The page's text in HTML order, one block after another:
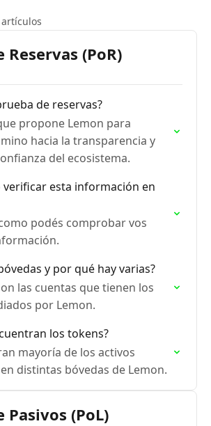
artículos
Reservas (PoR)
de reservas?
propone Lemon para
hacia la transparencia y
del ecosistema.
verificar esta información en
podés comprobar vos
y por qué hay varias?
las cuentas que tienen los
por Lemon.
los tokens?
mayoría de los activos
distintas bóvedas de Lemon.
Pasivos (PoL)